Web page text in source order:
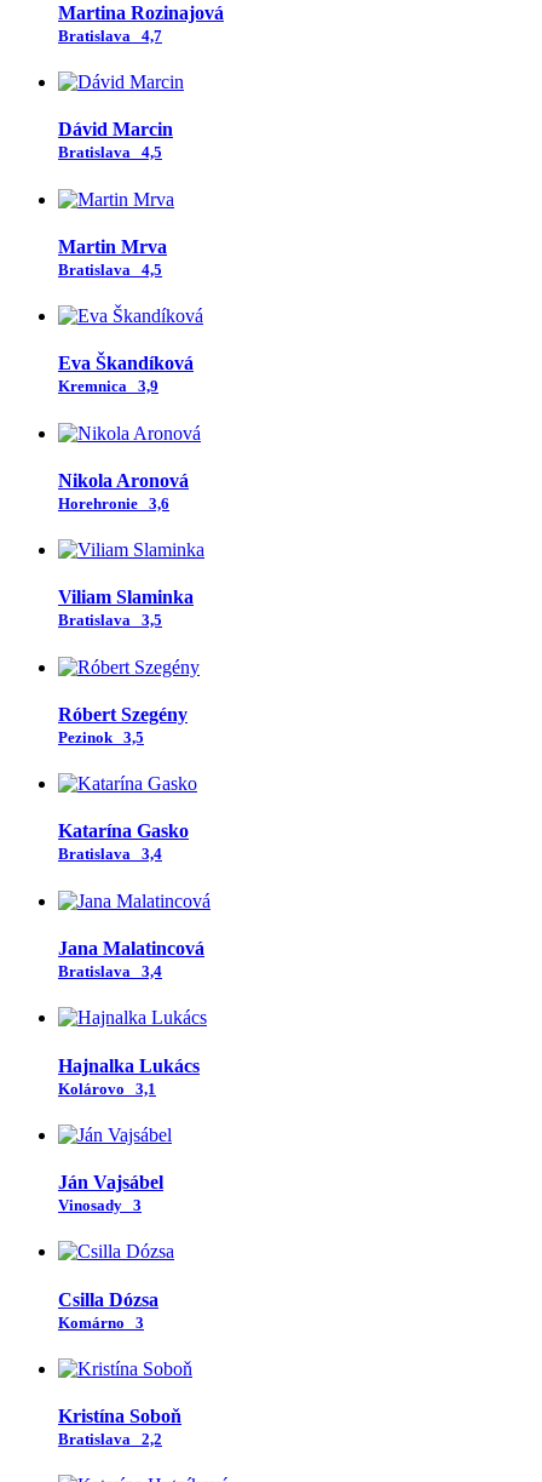
Martina Rozinajová
Bratislava 4,7
Dávid Marcin
Bratislava 4,5
Martin Mrva
Bratislava 4,5
Eva Škandíková
Kremnica 3,9
Nikola Aronová
Horehronie 3,6
Viliam Slaminka
Bratislava 3,5
Róbert Szegény
Pezinok 3,5
Katarína Gasko
Bratislava 3,4
Jana Malatincová
Bratislava 3,4
Hajnalka Lukács
Kolárovo 3,1
Ján Vajsábel
Vinosady 3
Csilla Dózsa
Komárno 3
Kristína Soboň
Bratislava 2,2